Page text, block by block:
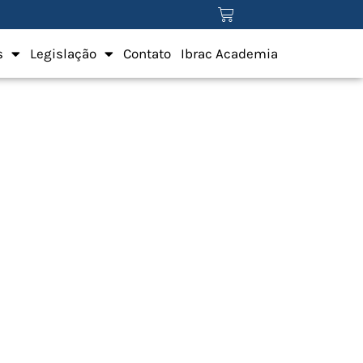
Legislação Contato Ibrac Academia